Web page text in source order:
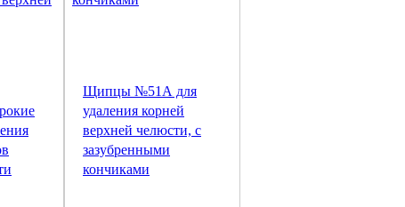
Щипцы №51А для
удаления корней
верхней челюсти, с
зазубренными
кончиками